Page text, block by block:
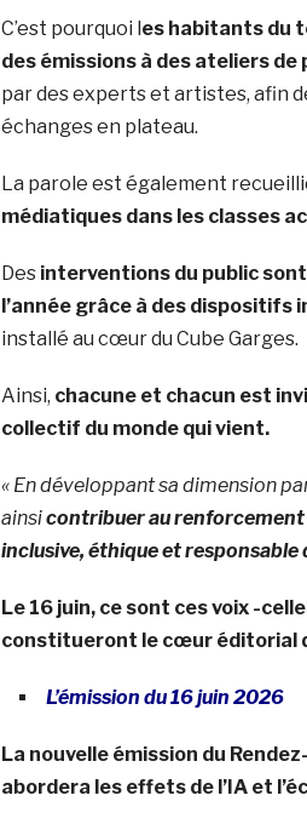
C’est pourquoi les habitants du
des émissions à des ateliers
par des experts et artistes, afin
échanges en plateau.
La parole est également
médiatiques dans les classes
Des interventions du public
l’année grâce à des
installé au cœur du Cube Garges.
Ainsi, chacune et chacun est
collectif du monde qui vient.
« En développant sa dimension
ainsicontribuer au renforcement
inclusive, éthique et
Le 16 juin, ce sont ces voix -
constitueront le cœur éditorial
L’émission du 16 juin 2026
La nouvelle émission du
abordera les effets de l’IA et